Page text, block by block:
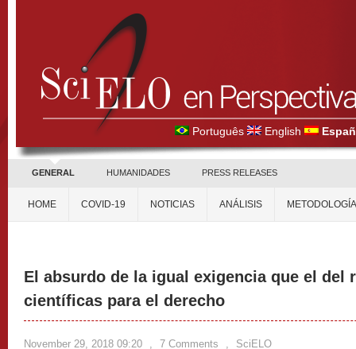
Português English
GENERAL HUMANIDADES PRESS RELEASES
HOME COVID-19 NOTICIAS ANÁLISIS METODOLOGÍA
El absurdo de la igual exigencia que el del
científicas para el derecho
November 29, 2018 09:20 , 7 Comments , SciELO